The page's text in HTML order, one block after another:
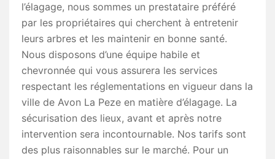
l’élagage, nous sommes un prestataire préféré
par les propriétaires qui cherchent à entretenir
leurs arbres et les maintenir en bonne santé.
Nous disposons d’une équipe habile et
chevronnée qui vous assurera les services
respectant les réglementations en vigueur dans la
ville de Avon La Peze en matière d’élagage. La
sécurisation des lieux, avant et après notre
intervention sera incontournable. Nos tarifs sont
des plus raisonnables sur le marché. Pour un